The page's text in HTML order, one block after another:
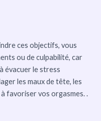
ces objectifs, vous
ou de culpabilité, car
évacuer le stress
les maux de tête, les
favoriser vos orgasmes. .